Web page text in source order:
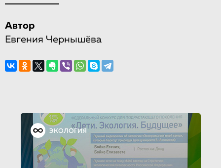
Автор
Евгения Чернышёва
ЭКОЛОГИЯ